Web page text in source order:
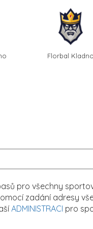
Florbal
pro všechny
zadání adresy
ADMINISTRACI pro